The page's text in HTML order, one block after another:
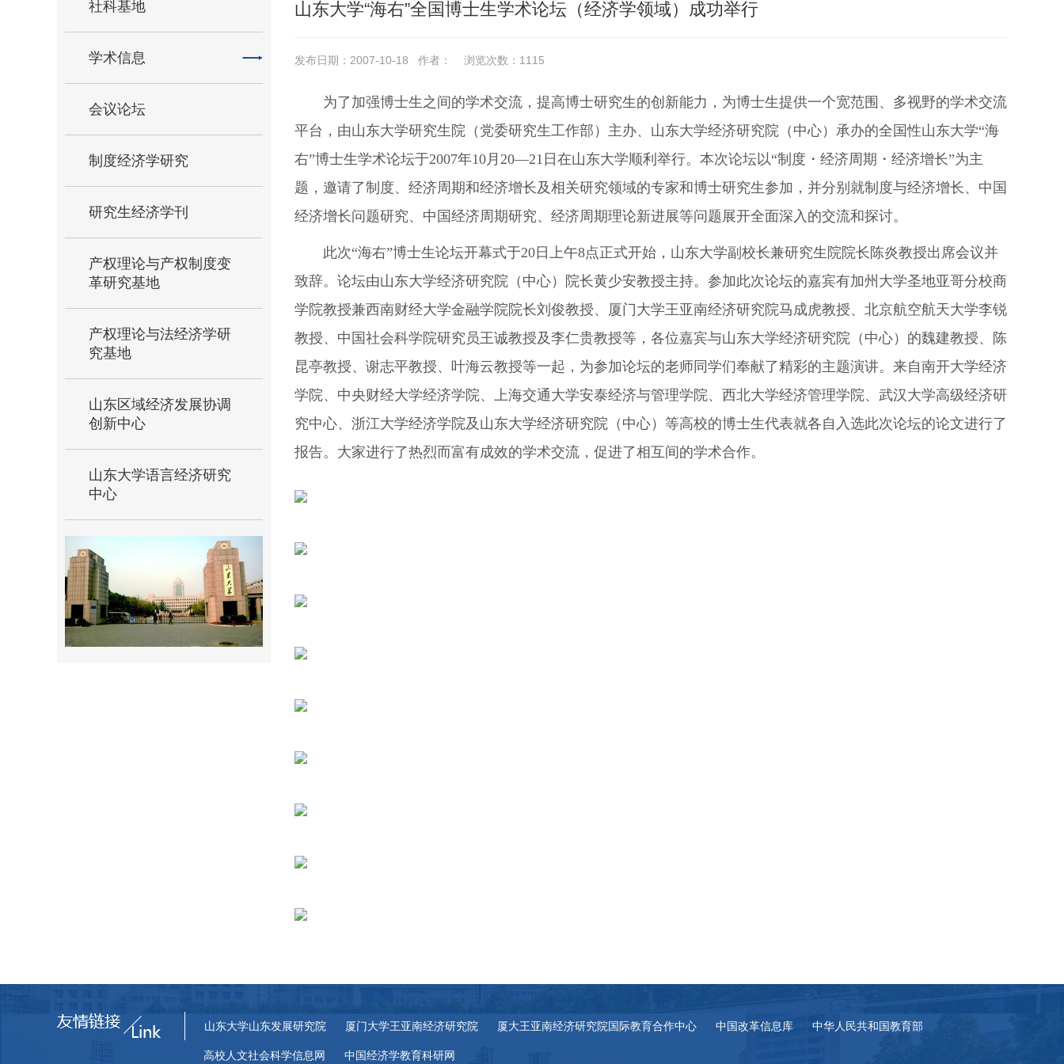
社科基地
学术信息
会议论坛
制度经济学研究
研究生经济学刊
产权理论与产权制度变
革研究基地
产权理论与法经济学研
究基地
山东区域经济发展协调
创新中心
山东大学语言经济研究
中心
山东大学“海右”全国博士生学术论坛（经济学领域）成功举行
发布日期：2007-10-18 作者： 浏览次数： 1115
为了加强博士生之间的学术交流，提高博士研究生的创新能力，为博士生提供一个宽范围、多视野的学术交流
平台，由山东大学研究生院（党委研究生工作部）主办、山东大学经济研究院（中心）承办的全国性山东大学“海
右”博士生学术论坛于2007年10月20―21日在山东大学顺利举行。本次论坛以“制度・经济周期・经济增长”为主
题，邀请了制度、经济周期和经济增长及相关研究领域的专家和博士研究生参加，并分别就制度与经济增长、中国
经济增长问题研究、中国经济周期研究、经济周期理论新进展等问题展开全面深入的交流和探讨。
此次“海右”博士生论坛开幕式于20日上午8点正式开始，山东大学副校长兼研究生院院长陈炎教授出席会议并
致辞。论坛由山东大学经济研究院（中心）院长黄少安教授主持。参加此次论坛的嘉宾有加州大学圣地亚哥分校商
学院教授兼西南财经大学金融学院院长刘俊教授、厦门大学王亚南经济研究院马成虎教授、北京航空航天大学李锐
教授、中国社会科学院研究员王诚教授及李仁贵教授等，各位嘉宾与山东大学经济研究院（中心）的魏建教授、陈
昆亭教授、谢志平教授、叶海云教授等一起，为参加论坛的老师同学们奉献了精彩的主题演讲。来自南开大学经济
学院、中央财经大学经济学院、上海交通大学安泰经济与管理学院、西北大学经济管理学院、武汉大学高级经济研
究中心、浙江大学经济学院及山东大学经济研究院（中心）等高校的博士生代表就各自入选此次论坛的论文进行了
报告。大家进行了热烈而富有成效的学术交流，促进了相互间的学术合作。
山东大学山东发展研究院 厦门大学王亚南经济研究院 厦大王亚南经济研究院国际教育合作中心 中国改革信息库 中华人民共和国教育部
高校人文社会科学信息网 中国经济学教育科研网